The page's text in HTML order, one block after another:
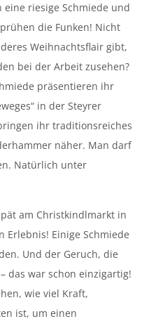
riesige Schmiede und
die Funken! Nicht
Weihnachtsflair gibt,
bei der Arbeit zusehen?
präsentieren ihr
in der Steyrer
ihr traditionsreiches
näher. Man darf
Natürlich unter
am Christkindlmarkt in
Erlebnis! Einige Schmiede
Und der Geruch, die
das war schon einzigartig!
wie viel Kraft,
ist, um einen